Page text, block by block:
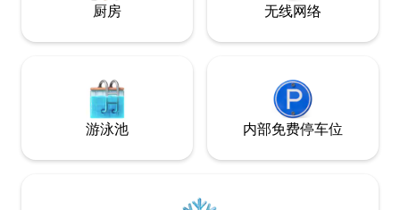
厨房 无线网络
游泳池 内部免费停车位